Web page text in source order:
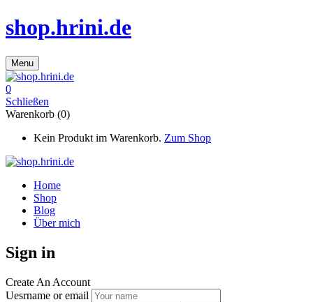
shop.hrini.de
Menu
0
Schließen
Warenkorb (0)
Kein Produkt im Warenkorb. Zum Shop
Home
Shop
Blog
Über mich
Sign in
Create An Account
Uesrname or email